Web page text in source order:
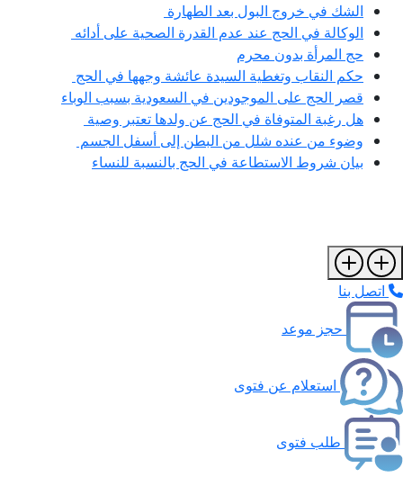
الشك في خروج البول بعد الطهارة
الوكالة في الحج عند عدم القدرة الصحية على أدائه
حج المرأة بدون محرم
حكم النقاب وتغطية السيدة عائشة وجهها في الحج
قصر الحج على الموجودين في السعودية بسبب الوباء
هل رغبة المتوفاة في الحج عن ولدها تعتبر وصية
وضوء من عنده شلل من البطن إلى أسفل الجسم
بيان شروط الاستطاعة في الحج بالنسبة للنساء
اتصل بنا
حجز موعد
استعلام عن فتوى
طلب فتوى